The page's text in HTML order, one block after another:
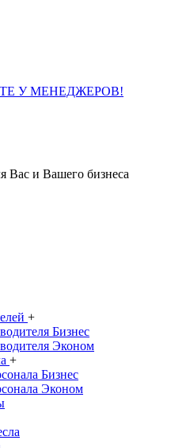
У МЕНЕДЖЕРОВ!
Вас и Вашего бизнеса
+
Бизнес
Эконом
+
Бизнес
Эконом